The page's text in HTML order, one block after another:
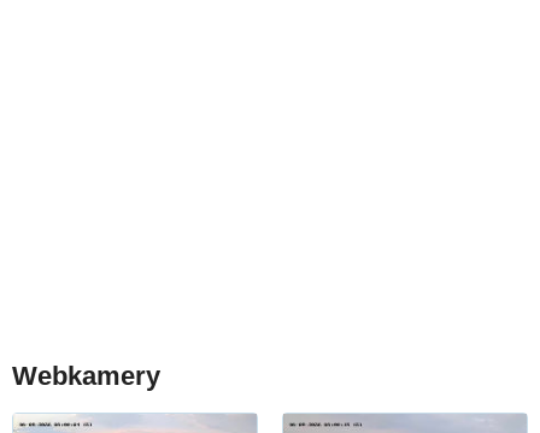
Webkamery